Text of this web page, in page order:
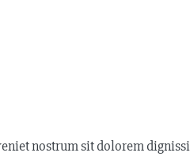
nostrum sit dolorem